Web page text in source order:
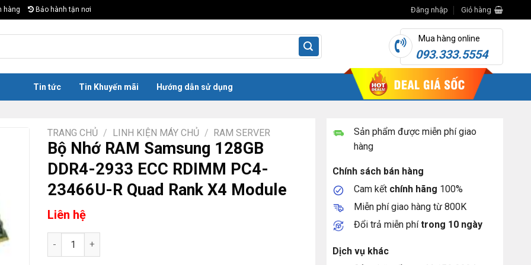
hàng Bảo hành tận nơi Đăng nhập Giỏ hàng
Mua hàng online
093.333.5554
Tin tức Tin Khuyến mãi Hướng dẫn sử dụng
TRANG CHỦ / LINH KIỆN MÁY CHỦ / RAM SERVER
Bộ Nhớ RAM Samsung 128GB
DDR4-2933 ECC RDIMM PC4-
23466U-R Quad Rank X4 Module
Liên hệ
Bộ Nhớ RAM Samsung 128GB DDR4-2933 ECC RDIMM PC4-23466U-R Quad Rank X4 Module số lượng
Sản phẩm được miễn phí giao
hàng
Chính sách bán hàng
Cam kết chính hãng 100%
Miễn phí giao hàng từ 800K
Đổi trả miễn phítrong 10 ngày
Dịch vụ khác